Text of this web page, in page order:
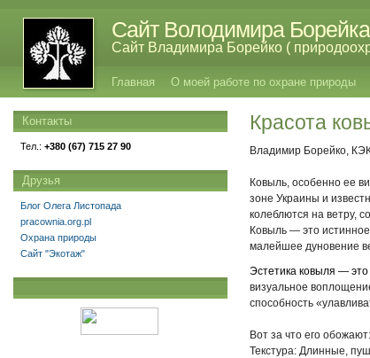
Сайт Володимира Борейка
Сайт Владимира Борейко (
Главная О моей работе по охране природы
Красота
Владимир Борейко,
Ковыль, особенно ее
зоне Украины и
колеблются на ветру,
Ковыль — это
малейшее дуновение
Эстетика ковыля — это
визуальное
способность
Вот за что его обожают:
Текстура: Длинные,
Контакты
Тел.: +380 (67) 715 27 90
Друзья
Блог Олега Листопада
pracownia.org.pl
Охрана природы
Сайт "Экотаж"